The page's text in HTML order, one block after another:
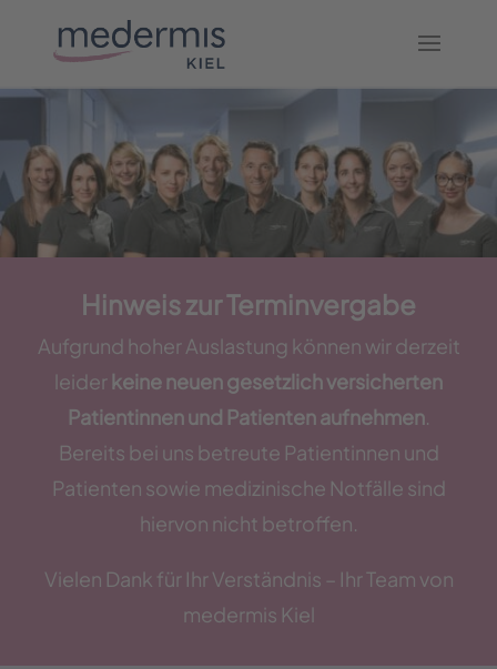
Hinweis zur Terminvergabe
Aufgrund hoher Auslastung können wir derzeit
leiderkeine neuen gesetzlich versicherten
Patientinnen und Patienten aufnehmen.
Bereits bei uns betreute Patientinnen und
Patienten sowie medizinische Notfälle sind
hiervon nicht betroffen.
Vielen Dank für Ihr Verständnis – Ihr Team von
medermis Kiel